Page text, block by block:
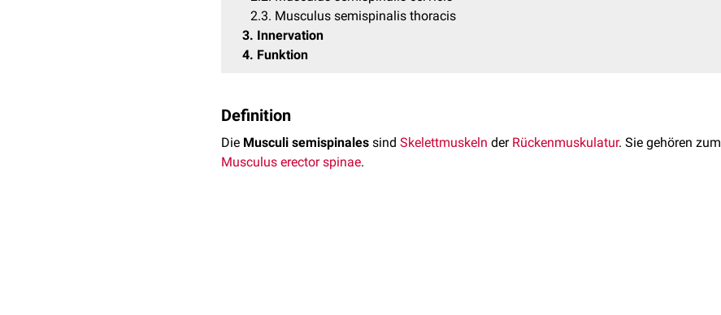
2.3 Musculus semispinalis thoracis
3 Innervation
4 Funktion
Definition
Die Musculi semispinales sind Skelettmuskeln der Rückenmuskulatur. Sie gehören zum
Musculus erector spinae.